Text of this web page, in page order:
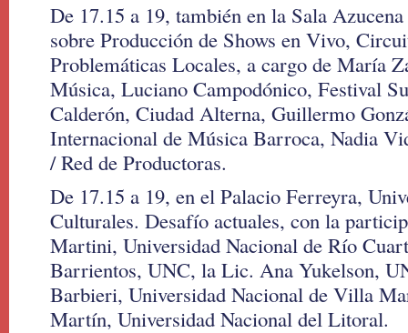
De 17.15 a 19, también en la Sala
sobre Producción de Shows en Vivo,
Problemáticas Locales, a cargo de María
Música, Luciano Campodónico, Festival
Calderón, Ciudad Alterna, Guillermo
Internacional de Música Barroca, Nadia
/ Red de Productoras.
De 17.15 a 19, en el Palacio Ferreyra,
Culturales. Desafío actuales, con la
Martini, Universidad Nacional de Río
Barrientos, UNC, la Lic. Ana Yukelson,
Barbieri, Universidad Nacional de Villa
Martín, Universidad Nacional del Litoral.